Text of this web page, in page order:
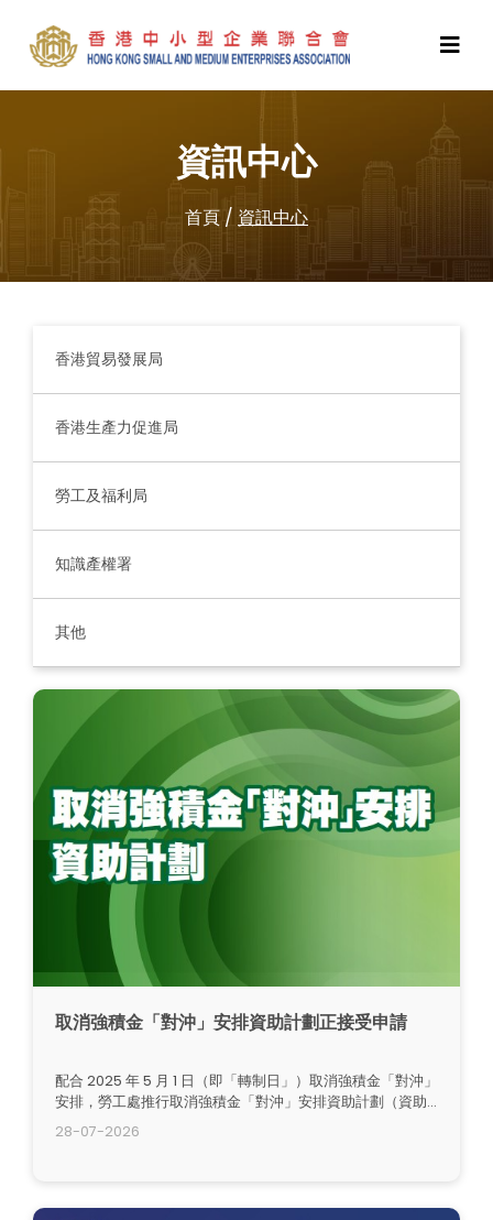
資訊中心
首頁/ 資訊中心
香港貿易發展局
香港生產力促進局
勞工及福利局
知識產權署
其他
取消強積金「對沖」安排資助計劃正接受申請
配合 2025 年 5 月 1 日（即「轉制日」）取消強積金「對沖」
安排，勞工處推行取消強積金「對沖」安排資助計劃（資助
計劃）。
28-07-2026